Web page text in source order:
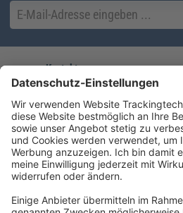
Kontakt
Sie erreichen uns unter:
(08233) 38 11 23
service@forum-verlag.com
Mo-Do 07:30 - 17:00 Uhr
Fr 07:30 - 15:00 Uhr
Folgen Sie uns